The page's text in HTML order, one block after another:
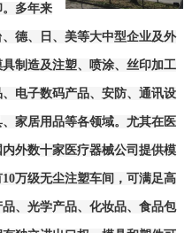
多年来
德、日、美等大中型企业及外
制造及注塑、喷涂、丝印加工
电子数码产品、安防、通讯设
家居用品等各领域。 尤其在医
外数十家医疗器械公司提供模
万级无尘注塑车间，可满足高
、光学产品、化妆品、食品包